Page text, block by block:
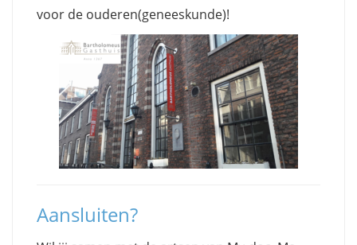
voor de ouderen(geneeskunde)!
Aansluiten?